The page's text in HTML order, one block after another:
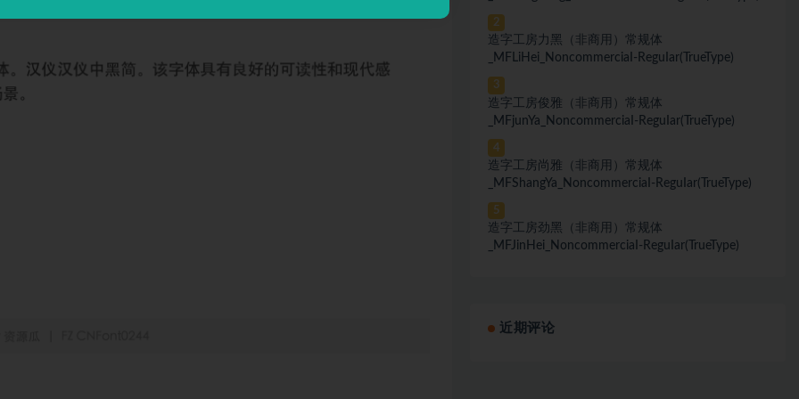
2
造字工房力黑（非商用）常规体
_MFLiHei_NoncommerciaI-ReguIar(TrueType)
3
造字工房俊雅（非商用）常规体
_MFjunYa_NoncommerciaI-ReguIar(TrueType)
4
造字工房尚雅（非商用）常规体
_MFShangYa_NoncommerciaI-ReguIar(TrueType)
5
造字工房劲黑（非商用）常规体
_MFJinHei_NoncommerciaI-ReguIar(TrueType)
近期评论